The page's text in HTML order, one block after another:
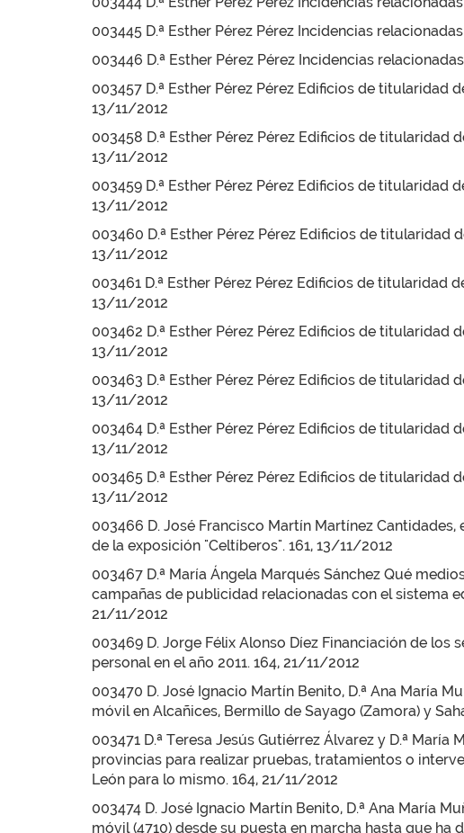
003445 D.ª Esther Pérez Pérez Incidencias
003446 D.ª Esther Pérez Pérez Incidencias
003457 D.ª Esther Pérez Pérez Edificios de titularidad
13/11/2012
003458 D.ª Esther Pérez Pérez Edificios de titularidad
13/11/2012
003459 D.ª Esther Pérez Pérez Edificios de titularidad
13/11/2012
003460 D.ª Esther Pérez Pérez Edificios de titularidad
13/11/2012
003461 D.ª Esther Pérez Pérez Edificios de titularidad
13/11/2012
003462 D.ª Esther Pérez Pérez Edificios de titularidad
13/11/2012
003463 D.ª Esther Pérez Pérez Edificios de titularidad
13/11/2012
003464 D.ª Esther Pérez Pérez Edificios de titularidad
13/11/2012
003465 D.ª Esther Pérez Pérez Edificios de titularidad
13/11/2012
003466 D. José Francisco Martín Martínez
de la exposición "Celtíberos". 161, 13/11/2012
003467 D.ª María Ángela Marqués Sánchez Qué
campañas de publicidad relacionadas con el sistema
21/11/2012
003469 D. Jorge Félix Alonso Díez Financiación de
personal en el año 2011. 164, 21/11/2012
003470 D. José Ignacio Martín Benito, D.ª Ana María
móvil en Alcañices, Bermillo de Sayago (Zamora) y
003471 D.ª Teresa Jesús Gutiérrez Álvarez y D.ª
provincias para realizar pruebas, tratamientos o
León para lo mismo. 164, 21/11/2012
003474 D. José Ignacio Martín Benito, D.ª Ana María
móvil (4710) desde su puesta en marcha hasta que ha